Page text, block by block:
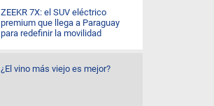
ZEEKR 7X: el SUV eléctrico
premium que llega a Paraguay
para redefinir la movilidad
¿El vino más viejo es mejor?